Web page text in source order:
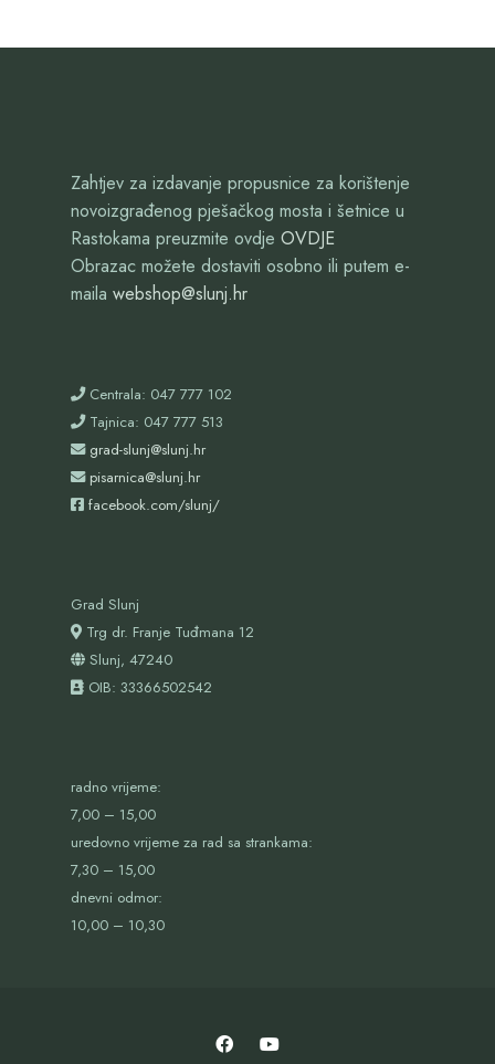
Zahtjev za izdavanje propusnice za korištenje
novoizgrađenog pješačkog mosta i šetnice u
Rastokama preuzmite ovdje OVDJE
Obrazac možete dostaviti osobno ili putem e-
maila webshop@slunj.hr
Centrala: 047 777 102
Tajnica: 047 777 513
grad-slunj@slunj.hr
pisarnica@slunj.hr
facebook.com/slunj/
Grad Slunj
Trg dr. Franje Tuđmana 12
Slunj, 47240
OIB: 33366502542
radno vrijeme:
7,00 – 15,00
uredovno vrijeme za rad sa strankama:
7,30 – 15,00
dnevni odmor:
10,00 – 10,30